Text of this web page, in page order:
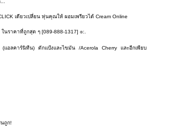
เดียวเปลี่ยน หุ่นคุณให้ ผอมเพรียวได้ Cream Online
ราคาที่ถูกสุด ๆ [089-888-1317] ๏:.
อลคาร์นิทีน) ดักแป้งและไขมัน /Acerola Cherry และอีกเพียบ
ถูก!